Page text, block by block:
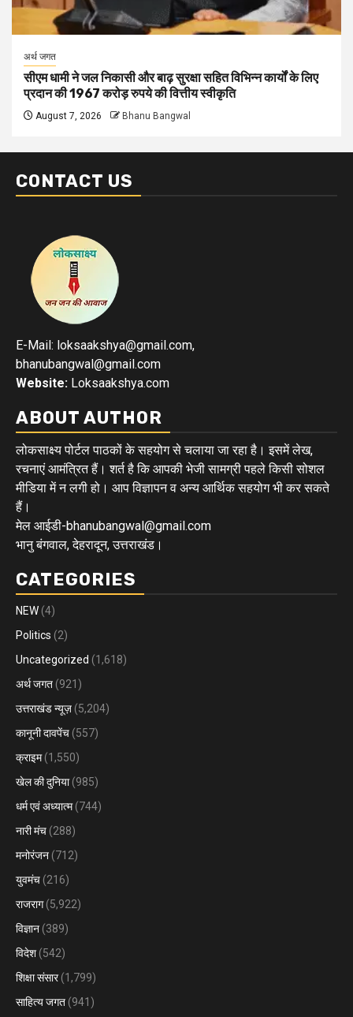
अर्थ जगत
सीएम धामी ने जल निकासी और बाढ़ सुरक्षा सहित विभिन्न कार्यों के लिए
प्रदान की 1967 करोड़ रुपये की वित्तीय स्वीकृति
August 7, 2026 Bhanu Bangwal
CONTACT US
E-Mail: loksaakshya@gmail.com,
bhanubangwal@gmail.com
Website: Loksaakshya.com
ABOUT AUTHOR
लोकसाक्ष्य पोर्टल पाठकों के सहयोग से चलाया जा रहा है। इसमें लेख,
रचनाएं आमंत्रित हैं। शर्त है कि आपकी भेजी सामग्री पहले किसी सोशल
मीडिया में न लगी हो। आप विज्ञापन व अन्य आर्थिक सहयोग भी कर सकते
हैं।
मेल आईडी-bhanubangwal@gmail.com
भानु बंगवाल, देहरादून, उत्तराखंड।
CATEGORIES
NEW (4)
Politics (2)
Uncategorized (1,618)
अर्थ जगत (921)
उत्तराखंड न्यूज़ (5,204)
कानूनी दावपेंच (557)
क्राइम(1,550)
खेल की दुनिया(985)
धर्म एवं अध्यात्म(744)
नारी मंच (288)
मनोरंजन (712)
युवमंच (216)
राजराग(5,922)
विज्ञान (389)
विदेश (542)
शिक्षा संसार(1,799)
साहित्य जगत (941)